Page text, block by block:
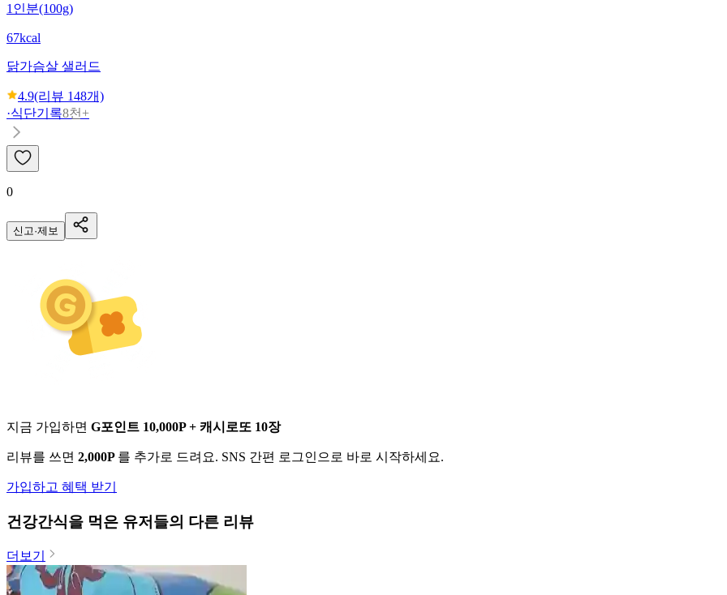
1인분(100g)
67kcal
닭가슴살 샐러드
4.9(리뷰 148개)
·식단기록8천+
0
신고·제보
지금 가입하면 G포인트 10,000P + 캐시로또 10장
리뷰를 쓰면 2,000P 를 추가로 드려요. SNS 간편 로그인으로 바로 시작하세요.
가입하고 혜택 받기
건강간식을 먹은 유저들의 다른 리뷰
더보기